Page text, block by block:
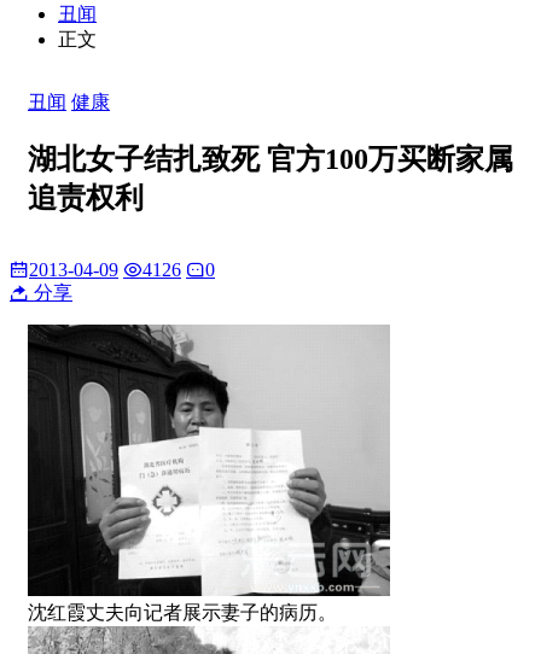
丑闻
正文
丑闻 健康
湖北女子结扎致死 官方100万买断家属
追责权利
2013-04-09 4126
0
分享
沈红霞丈夫向记者展示妻子的病历。